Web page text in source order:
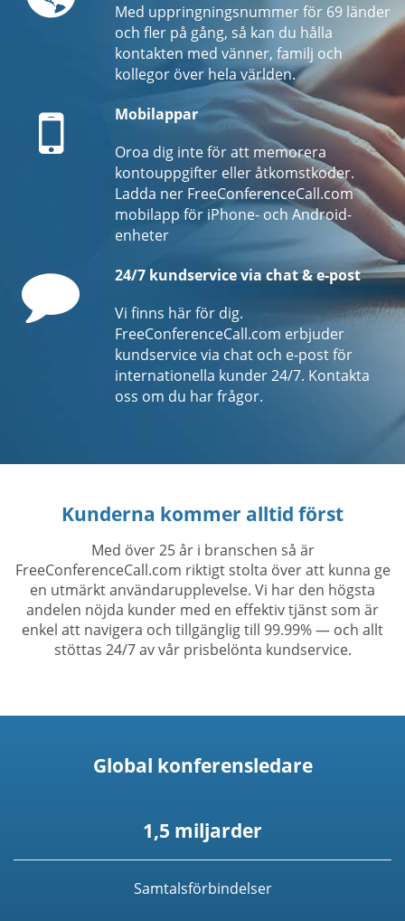
Med uppringningsnummer för 69 länder
och fler på gång, så kan du hålla
kontakten med vänner, familj och
kollegor över hela världen.
Mobile
Mobilappar
Oroa dig inte för att memorera
kontouppgifter eller åtkomstkoder.
Ladda ner FreeConferenceCall.com
mobilapp för iPhone- och Android-
enheter
Comment
24/7 kundservice via chat & e-post
Vi finns här för dig.
FreeConferenceCall.com erbjuder
kundservice via chat och e-post för
internationella kunder 24/7. Kontakta
oss om du har frågor.
Kunderna kommer alltid först
Med över 25 år i branschen så är
FreeConferenceCall.com riktigt stolta över att kunna ge
en utmärkt användarupplevelse. Vi har den högsta
andelen nöjda kunder med en effektiv tjänst som är
enkel att navigera och tillgänglig till 99.99% — och allt
stöttas 24/7 av vår prisbelönta kundservice.
Global konferensledare
1,5 miljarder
Samtalsförbindelser